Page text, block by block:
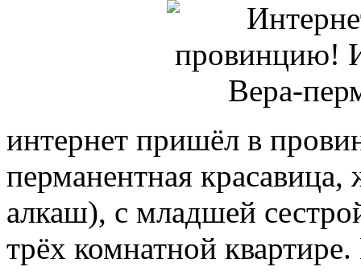
интернет пришёл в
перманентная
алкаш), с младшей
трёх комнатной